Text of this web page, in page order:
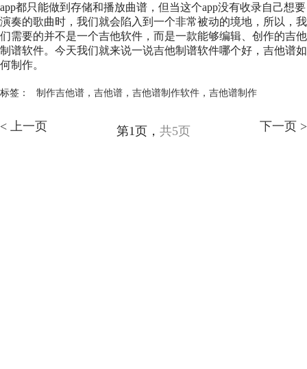
app都只能做到存储和播放曲谱，但当这个app没有收录自己想要
演奏的歌曲时，我们就会陷入到一个非常被动的境地，所以，我
们需要的并不是一个吉他软件，而是一款能够编辑、创作的吉他
制谱软件。今天我们就来说一说吉他制谱软件哪个好，吉他谱如
何制作。
标签： 制作吉他谱， 吉他谱， 吉他谱制作软件， 吉他谱制作
< 上一页 第1页， 共5页 下一页 >